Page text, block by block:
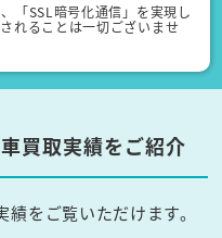
「SSL暗号化通信」を実現し
れることは一切ございませ
買取実績をご紹介
をご覧いただけます。